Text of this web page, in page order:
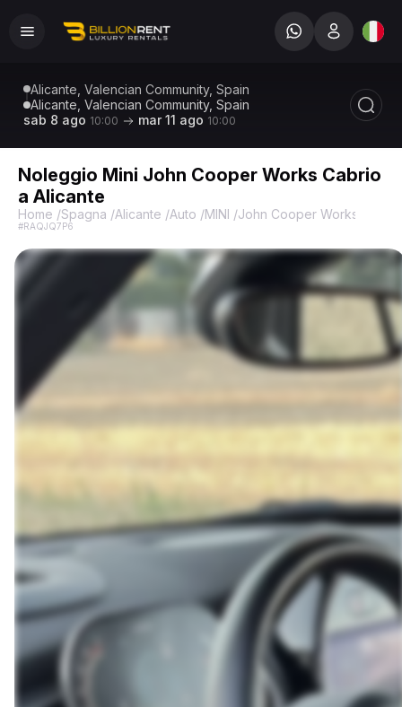
Alicante, Valencian Community, Spain
Alicante, Valencian Community, Spain
sab 8 ago 10:00 mar 11 ago 10:00
Noleggio Mini John Cooper Works Cabrio
a Alicante
Home /Spagna /Alicante /Auto /MINI /John Cooper Works Cabrio
#RAQJQ7P6